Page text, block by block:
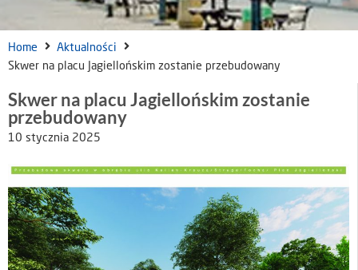
Home
Aktualności
Skwer na placu Jagiellońskim zostanie przebudowany
Skwer na placu Jagiellońskim zostanie
przebudowany
10 stycznia 2025